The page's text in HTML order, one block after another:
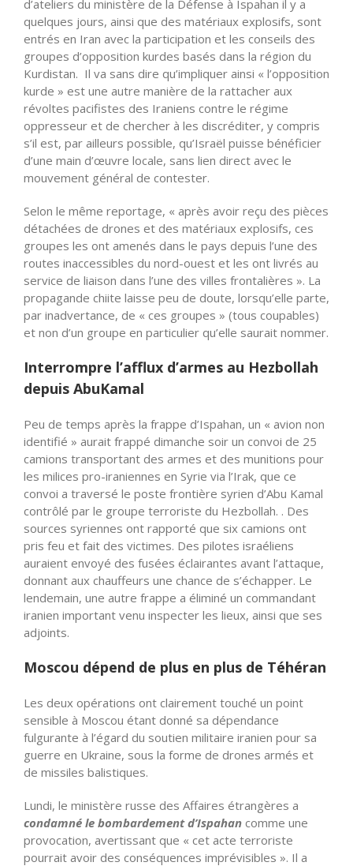
d’ateliers du ministère de la Défense à Ispahan il y a
quelques jours, ainsi que des matériaux explosifs, sont
entrés en Iran avec la participation et les conseils des
groupes d’opposition kurdes basés dans la région du
Kurdistan. Il va sans dire qu’impliquer ainsi « l’opposition
kurde » est une autre manière de la rattacher aux
révoltes pacifistes des Iraniens contre le régime
oppresseur et de chercher à les discréditer, y compris
s’il est, par ailleurs possible, qu’Israël puisse bénéficier
d’une main d’œuvre locale, sans lien direct avec le
mouvement général de contester.
Selon le même reportage, « après avoir reçu des pièces
détachées de drones et des matériaux explosifs, ces
groupes les ont amenés dans le pays depuis l’une des
routes inaccessibles du nord-ouest et les ont livrés au
service de liaison dans l’une des villes frontalières ». La
propagande chiite laisse peu de doute, lorsqu’elle parte,
par inadvertance, de « ces groupes » (tous coupables)
et non d’un groupe en particulier qu’elle saurait nommer.
Interrompre l’afflux d’armes au Hezbollah
depuis AbuKamal
Peu de temps après la frappe d’Ispahan, un « avion non
identifié » aurait frappé dimanche soir un convoi de 25
camions transportant des armes et des munitions pour
les milices pro-iraniennes en Syrie via l’Irak, que ce
convoi a traversé le poste frontière syrien d’Abu Kamal
contrôlé par le groupe terroriste du Hezbollah. . Des
sources syriennes ont rapporté que six camions ont
pris feu et fait des victimes. Des pilotes israéliens
auraient envoyé des fusées éclairantes avant l’attaque,
donnant aux chauffeurs une chance de s’échapper. Le
lendemain, une autre frappe a éliminé un commandant
iranien important venu inspecter les lieux, ainsi que ses
adjoints.
Moscou dépend de plus en plus de Téhéran
Les deux opérations ont clairement touché un point
sensible à Moscou étant donné sa dépendance
fulgurante à l’égard du soutien militaire iranien pour sa
guerre en Ukraine, sous la forme de drones armés et
de missiles balistiques.
Lundi, le ministère russe des Affaires étrangères a
condamné le bombardement d’Ispahan comme une
provocation, avertissant que « cet acte terroriste
pourrait avoir des conséquences imprévisibles ». Il a